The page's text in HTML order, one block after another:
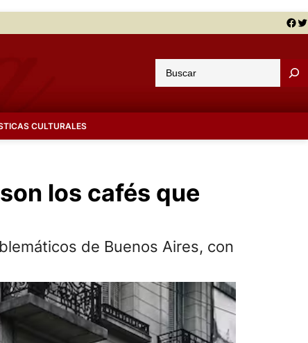
Facebook Twitter
u
a
CULTURALES
los cafés que
de Buenos Aires, con